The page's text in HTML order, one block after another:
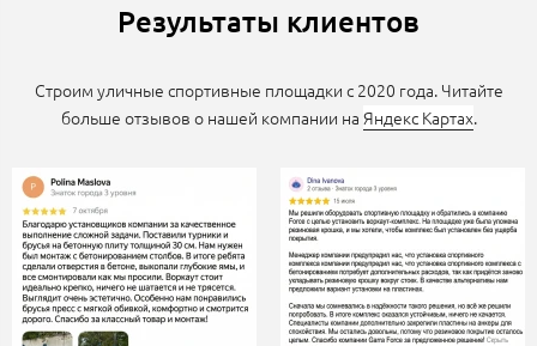
Результаты клиентов
Строим уличные спортивные площадки с 2020 года. Читайте
больше отзывов о нашей компании на Яндекс Картах.